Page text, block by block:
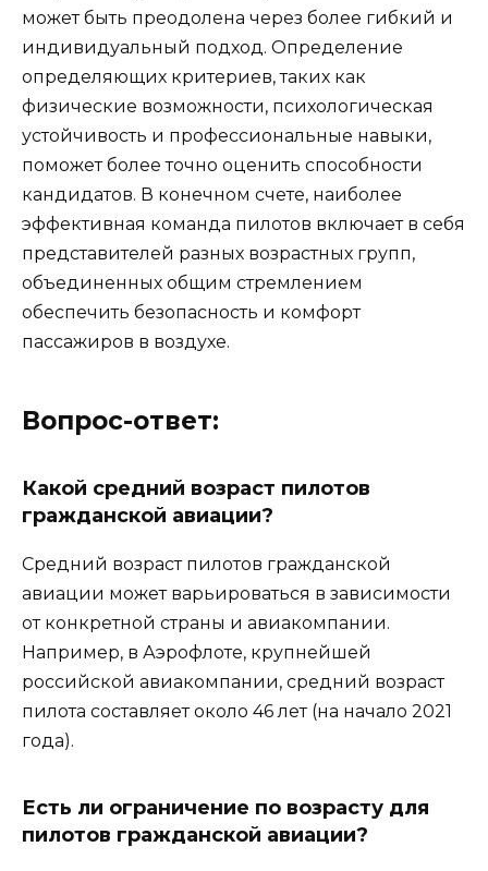
может быть преодолена через более гибкий и
индивидуальный подход. Определение
определяющих критериев, таких как
физические возможности, психологическая
устойчивость и профессиональные навыки,
поможет более точно оценить способности
кандидатов. В конечном счете, наиболее
эффективная команда пилотов включает в себя
представителей разных возрастных групп,
объединенных общим стремлением
обеспечить безопасность и комфорт
пассажиров в воздухе.
Вопрос-ответ:
Какой средний возраст пилотов
гражданской авиации?
Средний возраст пилотов гражданской
авиации может варьироваться в зависимости
от конкретной страны и авиакомпании.
Например, в Аэрофлоте, крупнейшей
российской авиакомпании, средний возраст
пилота составляет около 46 лет (на начало 2021
года).
Есть ли ограничение по возрасту для
пилотов гражданской авиации?